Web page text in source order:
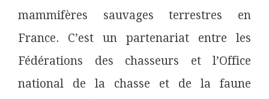
mammifères sauvages terrestres en
France. C’est un partenariat entre les
Fédérations des chasseurs et l’Office
national de la chasse et de la faune